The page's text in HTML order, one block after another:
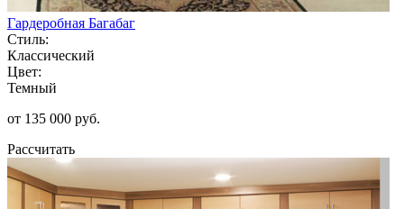
Гардеробная Багабаг
Стиль:
Классический
Цвет:
Темный
от 135 000 руб.
Рассчитать